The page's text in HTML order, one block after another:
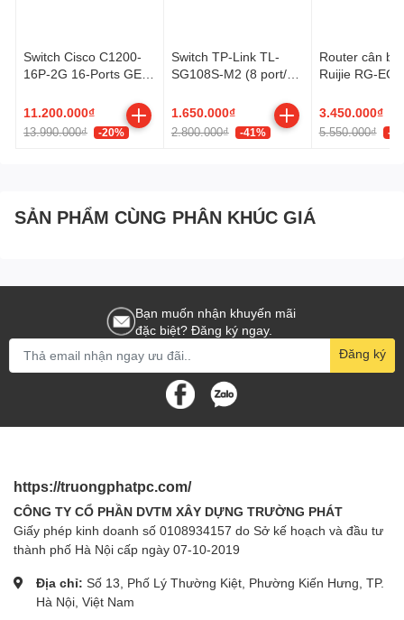
Switch Cisco C1200-
16P-2G 16-Ports GE
Uplink
11.200.000₫
13.990.000₫ -20%
Switch TP-Link TL-
SG108S-M2 (8 port/
1.650.000₫
2.800.000₫ -41%
Router cân
Ruijie RG-
3.450.000₫
5.550.000₫ -
SẢN PHẨM CÙNG PHÂN KHÚC GIÁ
Bạn muốn nhận khuyến mãi
đặc biệt? Đăng ký ngay.
Đăng ký
https://truongphatpc.com/
CÔNG TY CỔ PHẦN DVTM XÂY DỰNG TRƯỜNG PHÁT
Giấy phép kinh doanh số 0108934157 do Sở kế hoạch và đầu tư
thành phố Hà Nội cấp ngày 07-10-2019
Địa chỉ: Số 13, Phố Lý Thường Kiệt, Phường Kiến Hưng, TP.
Hà Nội, Việt Nam